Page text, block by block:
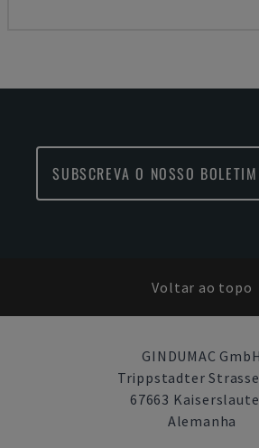
SUBSCREVA O NOSSO
Voltar ao topo
GINDUMAC GmbH
Trippstadter Strasse
67663
Alemanha